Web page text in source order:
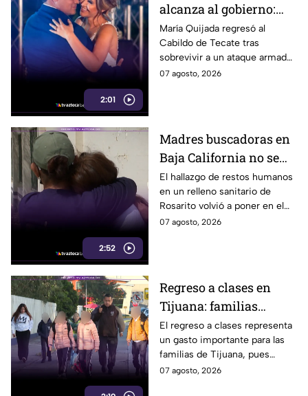
2:01
alcanza al gobierno:
regidora de Tecate
vuelve al Cabildo tras
sobrevivir a un ataque
armado
María Quijada regresó al
Cabildo de Tecate tras
sobrevivir a un ataque armado
en el que murió su esposo y
07 agosto, 2026
2:52
Madres buscadoras en
Baja California no se
detienen: hallazgo de
restos humanos
reaviva la
preocupación
El hallazgo de restos humanos
en un relleno sanitario de
Rosarito volvió a poner en el
centro la labor de las madres
07 agosto, 2026
Regreso a clases en
Tijuana: familias
podrían gastar hasta 5
mil pesos en uniformes
y calzado
El regreso a clases representa
un gasto importante para las
familias de Tijuana, pues
uniformes y calzado pueden
07 agosto, 2026